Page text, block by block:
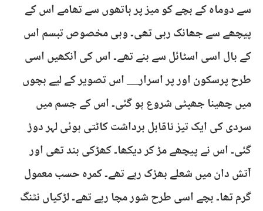
سے دوماہ کے بچے کو میز پر ہاتھوں سے تھامے اس کے
پیچھے سے جھانک رہی تھی۔ وہی مخصوص تبسم اس
کے بال اسی اسٹائل سے بنے تھے۔ اس کی آنکھیں اسی
طرح پرسکون اور پر اسرار__ اس تصویر کے لیے بچوں
میں چھینا جھپٹی شروع ہو گئی۔ اس کے جسم میں
سردی کی ایک تیز ناقابل برداشت کاٹتی ہوئی لہر دوڑ
گئی۔ اس نے پیچھے مڑ کر دیکھا۔ کھڑکی بند تھی اور
آتش دان میں شعلے بھڑک رہے تھے۔ کمرہ حسب معمول
گرم تھا۔ بچے اسی طرح شور مچا رہے تھے۔ لڑکیاں نٹنگ